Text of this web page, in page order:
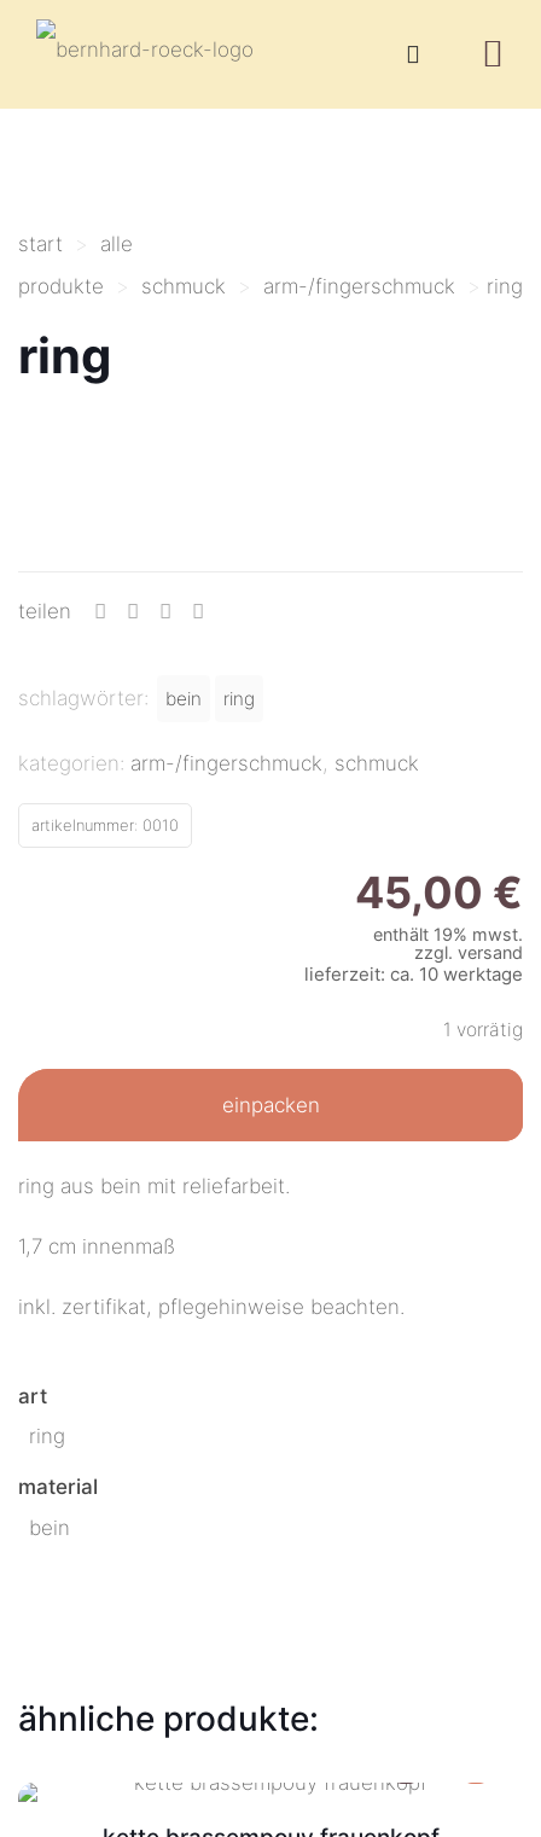
start >
alle
produkte
> schmuck > arm-/fingerschmuck > ring
ring
teilen
schlagwörter: bein ring
kategorien: arm-/fingerschmuck, schmuck
artikelnummer: 0010
45,00 €
enthält 19% mwst.
zzgl. versand
lieferzeit: ca. 10 werktage
1 vorrätig
einpacken
ring aus bein mit reliefarbeit.
1,7 cm innenmaß
inkl. zertifikat, pflegehinweise beachten.
art
ring
material
bein
ähnliche produkte: